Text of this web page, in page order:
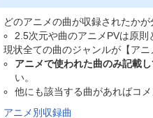
どのアニメの曲が収録されたか
2.5次元や曲のアニメPVは原則
現状全ての曲のジャンルが【アニ
アニメで使われた曲のみ記載し
い。
他にも該当する曲があればコ
アニメ別収録曲